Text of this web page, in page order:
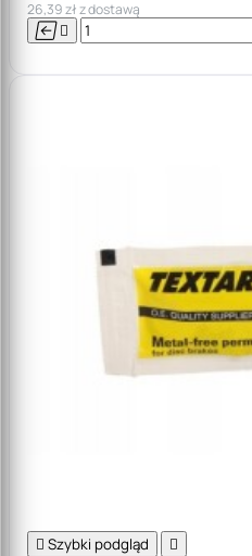
26,39 zł z dostawą
 
 Szybki podgląd 